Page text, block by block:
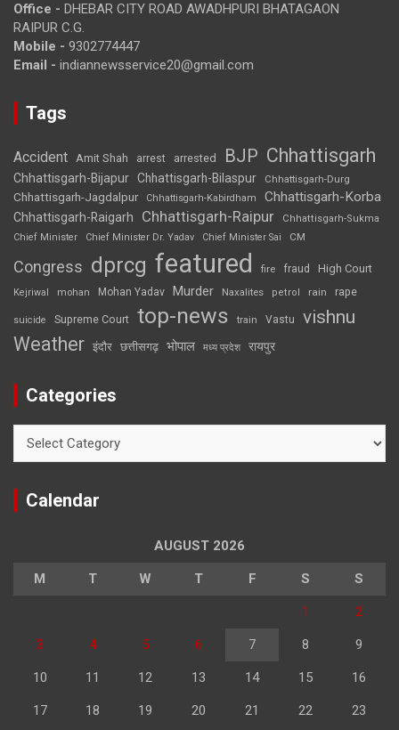
Office - DHEBAR CITY ROAD AWADHPURI BHATAGAON
RAIPUR C.G.
Mobile - 9302774447
Email - indiannewsservice20@gmail.com
Tags
Accident Amit Shah arrest arrested BJP Chhattisgarh
Chhattisgarh-Bijapur Chhattisgarh-Bilaspur Chhattisgarh-Durg
Chhattisgarh-Jagdalpur Chhattisgarh-Kabirdham Chhattisgarh-Korba
Chhattisgarh-Raigarh Chhattisgarh-Raipur
Chhattisgarh-Sukma
Chief Minister
Chief Minister Dr. Yadav Chief Minister Sai CM
Congress dprcg featured fire fraud High Court
Kejriwal mohan Mohan Yadav Murder Naxalites petrol rain rape
suicide Supreme Court top-news train Vastu vishnu
Weather इंदौर छत्तीसगढ़ भोपाल मध्य प्रदेश रायपुर
Categories
Calendar
AUGUST 2026
M T W T F S S
1 2
3 4 5 6 7 8 9
10 11 12 13 14 15 16
17 18 19 20 21 22 23